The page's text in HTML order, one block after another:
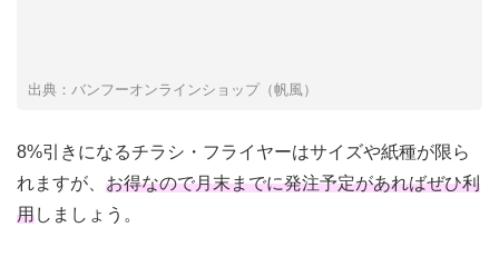
出典：バンフーオンラインショップ（帆風）
8%引きになるチラシ・フライヤーはサイズや紙種が限ら
れますが、 お得なので月末までに発注予定があればぜひ利
用しましょう。